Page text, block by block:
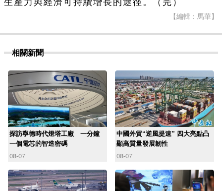
【編輯：馬華】
相關新聞
探訪寧德時代燈塔工廠 一分鐘
一個電芯的智造密碼
08-07
中國外貿“逆風提速” 四大亮點凸
顯高質量發展韌性
08-07